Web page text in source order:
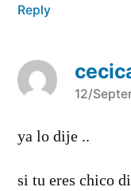
Reply
says:
12/
ya lo dije ..
si tu eres chico